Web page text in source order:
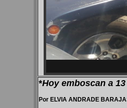
*Hoy emboscan a
Por ELVIA ANDRADE